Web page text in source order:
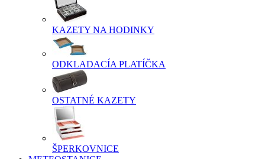
KAZETY NA HODINKY
ODKLADACÍA PLATÍČKA
OSTATNÉ KAZETY
ŠPERKOVNICE